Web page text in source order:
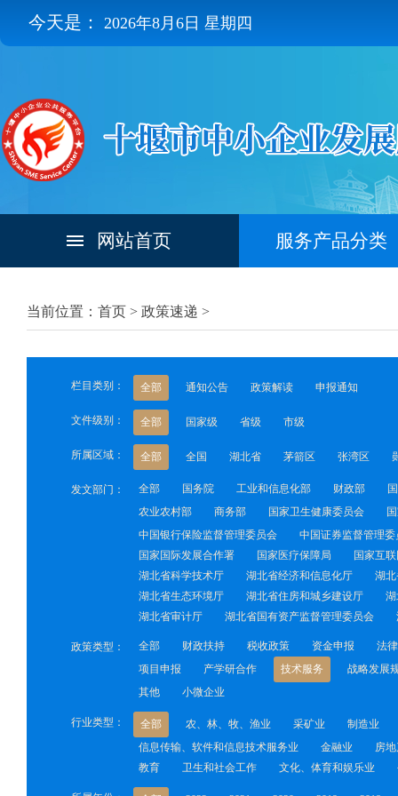
今天是： 2026年8月6日 星期四
网站首页 服务产品分类
当前位置：首页 > 政策速递 >
栏目类别： 全部 通知公告 政策解读 申报通知
文件级别： 全部 国家级 省级 市级
所属区域： 全部 全国 湖北省 茅箭区 张湾区
发文部门： 全部 国务院 工业和信息化部 财政部
农业农村部
商务部 国家卫生健康委员会
中国银行保险监督管理委员会
中国证券监督管理委
国家国际发展合作署
国家医疗保障局
国家互
湖北省科学技术厅
湖北省经济和信息化厅
湖
湖北省生态环境厅
湖北省住房和城乡建设厅
湖北省审计厅
湖北省国有资产监督管理委员会
政策类型： 全部 财政扶持 税收政策 资金申报
法
项目申报
产学研合作 技术服务
战略发展
其他
小微企业
行业类型： 全部 农、林、牧、渔业 采矿业
制造业
信息传输、软件和信息技术服务业
金融业
房
教育
卫生和社会工作 文化、体育和娱乐业